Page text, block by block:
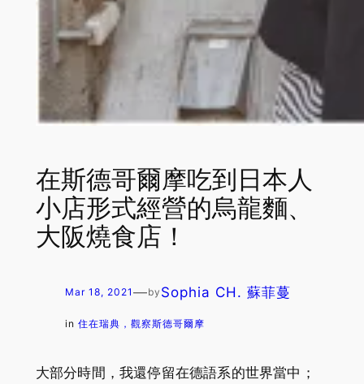
在斯德哥爾摩吃到日本人
小店形式經營的烏龍麵、
大阪燒食店！
Mar 18, 2021 —by Sophia CH. 蘇菲蔓
in 住在瑞典，觀察斯德哥爾摩
大部分時間，我還停留在德語系的世界當中；